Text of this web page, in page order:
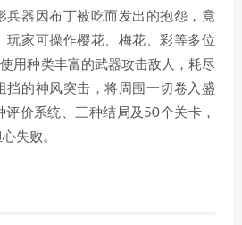
兵器因布丁被吃而发出的抱怨，竟
玩家可操作樱花、梅花、彩等多位
用种类丰富的武器攻击敌人，耗尽
挡的神风突击，将周围一切卷入盛
价系统、三种结局及50个关卡，
失败。